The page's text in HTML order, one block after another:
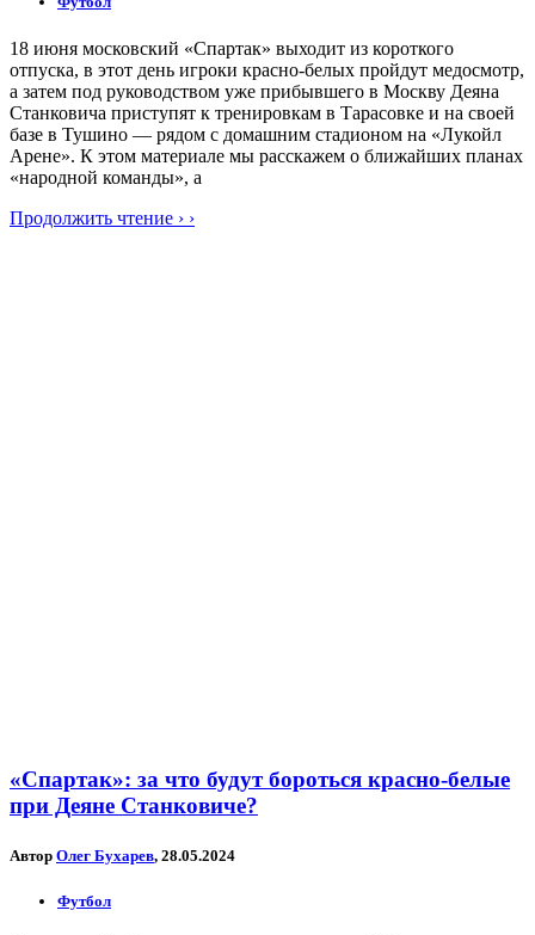
18 июня московский «Спартак» выходит из короткого
отпуска, в этот день игроки красно-белых пройдут медосмотр,
а затем под руководством уже прибывшего в Москву Деяна
Станковича приступят к тренировкам в Тарасовке и на своей
базе в Тушино — рядом с домашним стадионом на «Лукойл
Арене». К этом материале мы расскажем о ближайших планах
«народной команды», а
Продолжить чтение › ›
«Спартак»: за что будут бороться красно-белые
при Деяне Станковиче?
Автор Олег Бухарев, 28.05.2024
Футбол